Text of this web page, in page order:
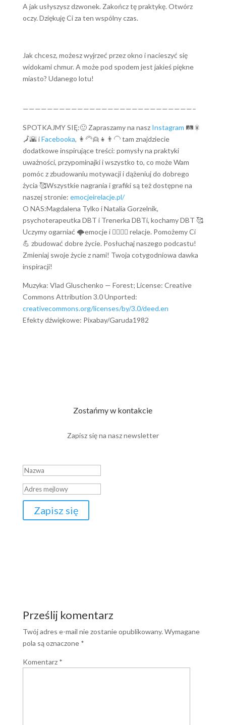
A jak usłyszysz dzwonek. Zakończ tę praktykę. Otwórz
oczy. Dziękuję Ci za ten wspólny czas.
Jak chcesz, możesz wyjrzeć przez okno i nacieszyć się
widokami chmur. A może pod spodem jest jakieś piękne
miasto? Udanego lotu!
————————————————————————————–
SPOTKAJMY SIĘ:🙂 Zapraszamy na naszInstagram 🛤🎇
🗾🌇 iFacebooka, 👩‍🦳👱👧👨‍🦲 tam znajdziecie
dodatkowe inspirujące treści: pomysły na praktyki
uważności, przypominajki i wszystko to, co może Wam
pomóc z zbudowaniu motywacji i dążeniuj do dobrego
życia 🥰Wszystkie nagrania i grafiki są też dostępne na
naszej stronie: emocjeirelacje.pl/
O NAS:Magdalena Tylko i Natalia Gorzelnik,
psychoterapeutka DBT i Trenerka DBTi, kochamy DBT 🥰
Uczymy ogarniać 🌩️emocje i 👨‍❤️‍💋‍👨 relacje. Pomożemy Ci
💪 zbudować dobre życie. Posłuchaj naszego podcastu!
Zmieniaj swoje życie z nami! Twoja cotygodniowa dawka
inspiracji!
Muzyka: Vlad Gluschenko — Forest; License: Creative
Commons Attribution 3.0 Unported:
creativecommons.org/licenses/by/3.0/deed.en
Efekty dźwiękowe: Pixabay/Garuda1982
Zostańmy w kontakcie
Zapisz się na nasz newsletter
Zapisz się
Prześlij komentarz
Twój adres e-mail nie zostanie opublikowany. Wymagane
pola są oznaczone *
Komentarz *